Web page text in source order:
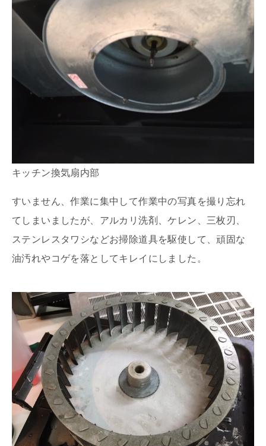
キッチン換気扇内部
すいません、作業に集中して作業中の写真を撮り忘れ
てしまいましたが、アルカリ洗剤、ケレン、三枚刃、
ステンレスタワシなどお掃除道具を駆使して、頑固な
油汚れやコゲを落としてキレイにしました。